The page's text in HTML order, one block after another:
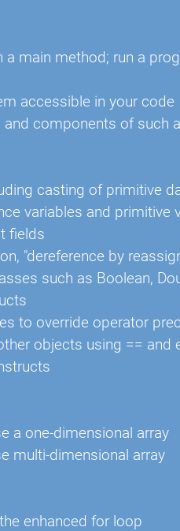
main method; run a
accessible in your code
components of such
casting of primitive
variables and primitive
fields
"dereference by
such as Boolean,
to override operator
objects using == and
a one-dimensional array
multi-dimensional array
enhanced for loop